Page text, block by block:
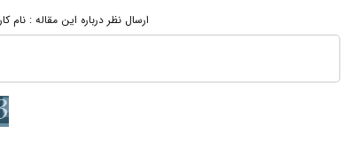
ارسال نظر درباره این مقاله : نام